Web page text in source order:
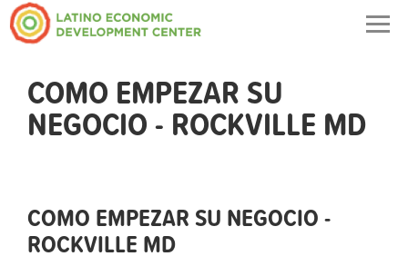
COMO EMPEZAR SU
NEGOCIO - ROCKVILLE MD
COMO EMPEZAR SU NEGOCIO -
ROCKVILLE MD